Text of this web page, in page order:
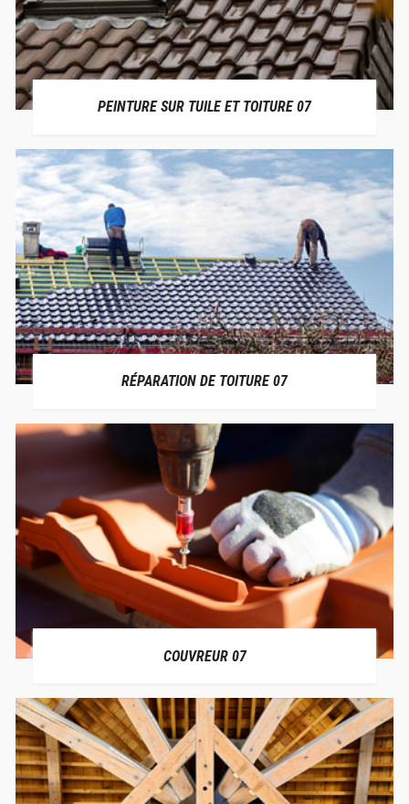
PEINTURE SUR TUILE ET TOITURE 07
RÉPARATION DE TOITURE 07
COUVREUR 07